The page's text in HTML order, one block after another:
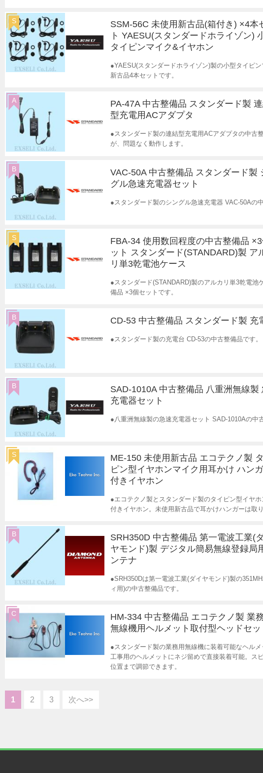
SSM-56C 未使用新古品(箱付き) ×4本
ト YAESU(スタンダードホライゾン)
タイピンマイク&イヤホン
●YAESU(スタンダードホライゾン)製の小型タイピ
新古品4本セットです。
S
PA-47A 中古整備品 スタンダード製
型充電用ACアダプタ
●スタンダード製の連結型充電用ACアダプタの中古
が、問題なく動作します。
A
VAC-50A 中古整備品 スタンダード製
グル急速充電器セット
●スタンダード製のシングル急速充電器 VAC-50Aの
B
FBA-34 使用数回程度の中古整備品
ット スタンダード(STANDARD)製 ア
リ単3乾電池ケース
●スタンダード(STANDARD)製のアルカリ単3乾電池
備品 ×3個セットです。
S
CD-53 中古整備品 スタンダード製 充
●スタンダード製の充電台 CD-53の中古整備品です。
B
SAD-1010A 中古整備品 八重洲無線製
充電器セット
●八重洲無線製の急速充電器セット SAD-1010Aの中
B
ME-150 未使用新古品 エコテクノ製
ピン型イヤホンマイク用耳かけ ハン
付きイヤホン
●エコテクノ製とスタンダード製のタイピン型イヤ
付きイヤホン。未使用新古品で耳かけハンガーは取
S
SRH350D 中古整備品 第一電波工業(
ヤモンド)製 デジタル簡易無線登録局
ンテナ
●SRH350Dは第一電波工業(ダイヤモンド)製の
ィ用)の中古整備品です。
B
HM-334 中古整備品 エコテクノ製 業
無線機用ヘルメット取付型ヘッドセッ
●スタンダード製の業務用無線機に装着可能なヘルメ
工事用のヘルメットにネジ留めで直接装着可能。ス
位置まで調節できます。
C
1 2 3 次へ>>